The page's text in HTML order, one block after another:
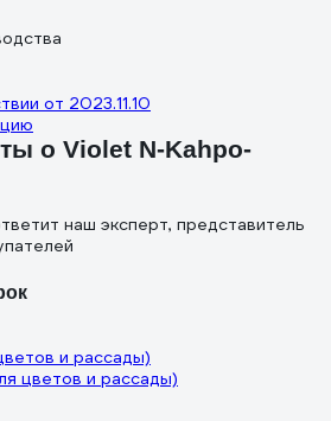
от 2023.11.10
о Violet N-Kahpo-
наш эксперт, представитель
и рассады)
цветов и рассады)